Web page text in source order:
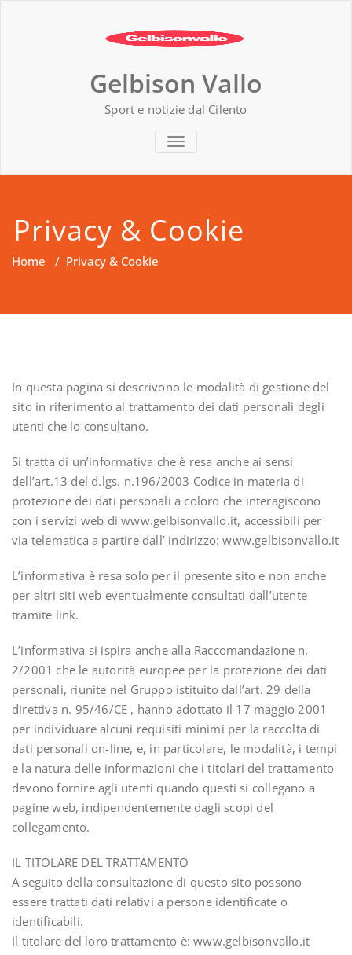
Gelbison Vallo
Sport e notizie dal Cilento
MOSTRA O NASCONDI LA
Privacy & Cookie
Home / Privacy & Cookie
In questa pagina si descrivono le modalità di gestione del
sito in riferimento al trattamento dei dati personali degli
utenti che lo consultano.
Si tratta di un’informativa che è resa anche ai sensi
dell’art.13 del d.lgs. n.196/2003 Codice in materia di
protezione dei dati personali a coloro che interagiscono
con i servizi web di www.gelbisonvallo.it, accessibili per
via telematica a partire dall’ indirizzo: www.gelbisonvallo.it
L’informativa è resa solo per il presente sito e non anche
per altri siti web eventualmente consultati dall’utente
tramite link.
L’informativa si ispira anche alla Raccomandazione n.
2/2001 che le autorità europee per la protezione dei dati
personali, riunite nel Gruppo istituito dall’art. 29 della
direttiva n. 95/46/CE , hanno adottato il 17 maggio 2001
per individuare alcuni requisiti minimi per la raccolta di
dati personali on-line, e, in particolare, le modalità, i tempi
e la natura delle informazioni che i titolari del trattamento
devono fornire agli utenti quando questi si collegano a
pagine web, indipendentemente dagli scopi del
collegamento.
IL TITOLARE DEL TRATTAMENTO
A seguito della consultazione di questo sito possono
essere trattati dati relativi a persone identificate o
identificabili.
Il titolare del loro trattamento è: www.gelbisonvallo.it